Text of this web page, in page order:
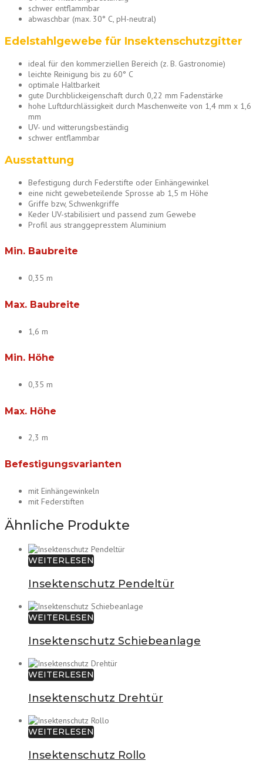
schwer entflammbar
abwaschbar (max. 30° C, pH-neutral)
Edelstahlgewebe für Insektenschutzgitter
ideal für den kommerziellen Bereich (z. B. Gastronomie)
leichte Reinigung bis zu 60° C
optimale Haltbarkeit
gute Durchblickeigenschaft durch 0,22 mm Fadenstärke
hohe Luftdurchlässigkeit durch Maschenweite von 1,4 mm x 1,6
mm
UV- und witterungsbeständig
schwer entflammbar
Ausstattung
Befestigung durch Federstifte oder Einhängewinkel
eine nicht gewebeteilende Sprosse ab 1,5 m Höhe
Griffe bzw, Schwenkgriffe
Keder UV-stabilisiert und passend zum Gewebe
Profil aus stranggepresstem Aluminium
Min. Baubreite
0,35 m
Max. Baubreite
1,6 m
Min. Höhe
0,35 m
Max. Höhe
2,3 m
Befestigungsvarianten
mit Einhängewinkeln
mit Federstiften
Ähnliche Produkte
WEITERLESEN
Insektenschutz Pendeltür
WEITERLESEN
Insektenschutz Schiebeanlage
WEITERLESEN
Insektenschutz Drehtür
WEITERLESEN
Insektenschutz Rollo